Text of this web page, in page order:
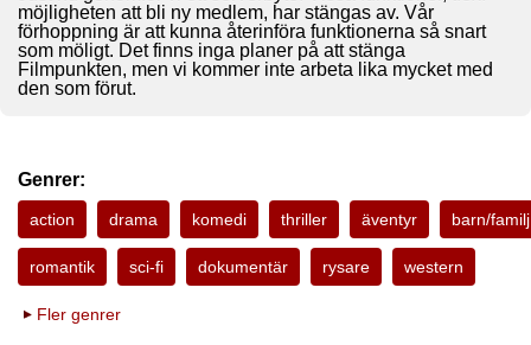
möjligheten att bli ny medlem, har stängas av. Vår
förhoppning är att kunna återinföra funktionerna så snart
som möligt. Det finns inga planer på att stänga
Filmpunkten, men vi kommer inte arbeta lika mycket med
den som förut.
Genrer:
action drama komedi thriller äventyr barn/familj
romantik sci-fi dokumentär rysare western
Fler genrer